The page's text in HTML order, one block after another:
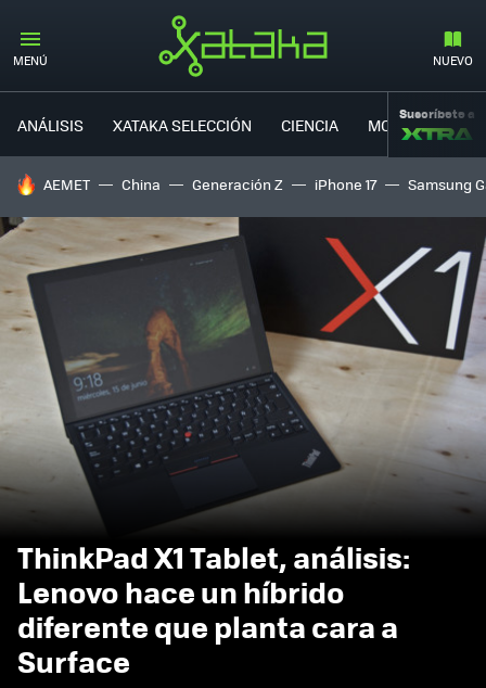
MENÚ NUEVO
ANÁLISIS XATAKA SELECCIÓN CIENCIA MOVILIDAD
Suscríbete a
HOY SE HABLA DE
AEMET China Generación Z iPhone 17 Samsung
ThinkPad X1 Tablet, análisis:
Lenovo hace un híbrido
diferente que planta cara a
Surface